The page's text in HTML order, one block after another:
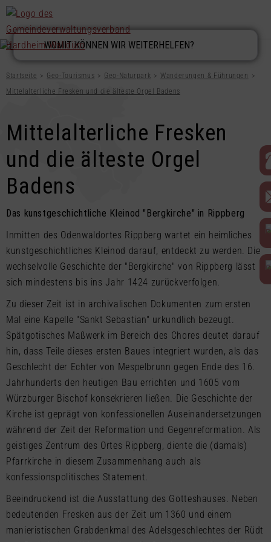
Startseite Geo-Tourismus Geo-Naturpark
Wanderungen & Führungen
Mittelalterliche Fresken und die älteste Orgel Badens
Mittelalterliche Fresken
und die älteste Orgel
Badens
Das kunstgeschichtliche Kleinod "Bergkirche" in Rippberg
Inmitten des Odenwaldortes Rippberg wartet ein heimliches
kunstgeschichtliches Kleinod darauf, entdeckt zu werden. Die
wechselvolle Geschichte der "Bergkirche" von Rippberg lässt
sich mindestens bis ins Jahr 1424 zurückverfolgen.
Zu dieser Zeit ist in archivalischen Dokumenten zum ersten
Mal eine Kapelle "Sankt Sebastian" urkundlich bezeugt.
Spätgotisches Maßwerk im Bereich des Chores deutet darauf
hin, dass Teile dieses ersten Baues integriert wurden, als das
Geschlecht der Echter von Mespelbrunn gegen Ende des 16.
Jahrhunderts den heutigen Bau errichten und 1605 vom
Würzburger Bischof konsekrieren ließen. Die Geschichte der
Kirche ist geprägt von konfessionellen Auseinandersetzungen
während der Zeit der Reformation und Gegenreformation. Als
geistiges Zentrum des Ortes Rippberg, diente die (damals)
Pfarrkirche in diesem Zusammenhang auch als
konfessionspolitisches Statement.
Beeindruckend ist die Ausstattung des Gotteshauses. Neben
bedeutenden Fresken aus der Zeit um 1360 und einem
manieristischen Grabdenkmal des Adelsgeschlechtes der Rüdt